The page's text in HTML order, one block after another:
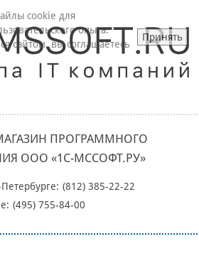
ПРОГРАММНОГО
ООО «1С-МССОФТ.РУ»
(812) 385-22-22
(495) 755-84-00
cookie для
опыта.
сайтом, вы соглашаетесь
Принять